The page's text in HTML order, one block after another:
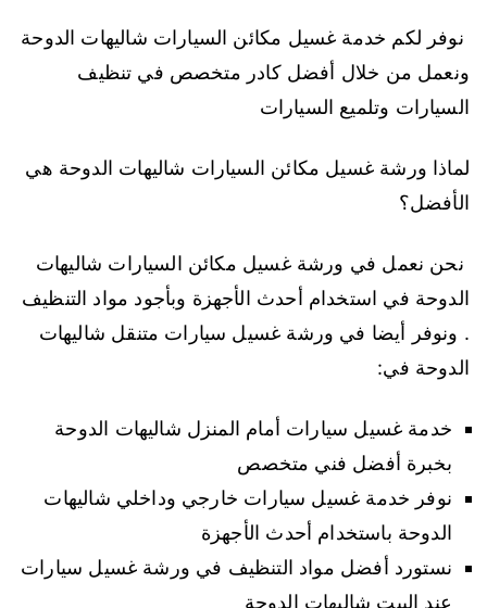
نوفر لكم خدمة غسيل مكائن السيارات شاليهات الدوحة
ونعمل من خلال أفضل كادر متخصص في تنظيف
السيارات وتلميع السيارات
لماذا ورشة غسيل مكائن السيارات شاليهات الدوحة هي
الأفضل؟
نحن نعمل في ورشة غسيل مكائن السيارات شاليهات
الدوحة في استخدام أحدث الأجهزة وبأجود مواد التنظيف
. ونوفر أيضا في ورشة غسيل سيارات متنقل شاليهات
الدوحة في:
خدمة غسيل سيارات أمام المنزل شاليهات الدوحة
بخبرة أفضل فني متخصص
نوفر خدمة غسيل سيارات خارجي وداخلي شاليهات
الدوحة باستخدام أحدث الأجهزة
نستورد أفضل مواد التنظيف في ورشة غسيل سيارات
عند البيت شاليهات الدوحة